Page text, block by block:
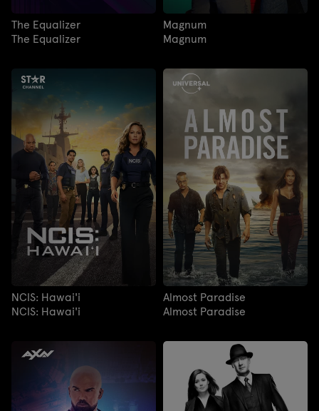
The Equalizer
The Equalizer
Magnum
Magnum
NCIS: Hawai'i
NCIS: Hawai'i
Almost Paradise
Almost Paradise